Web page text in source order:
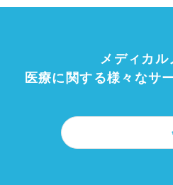
メディカ
医療に関する様々なサ